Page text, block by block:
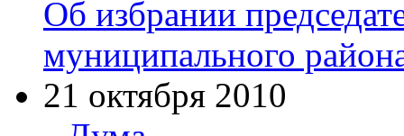
Об избрании
муниципального
21 октября 2010